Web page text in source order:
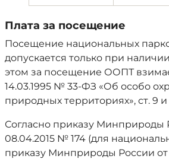
Плата за посещение
Посещение национальных
допускается только при
этом за посещение ООПТ
14.03.1995 № 33-ФЗ «Об особо
природных территориях», ст. 9 и
Согласно приказу Минприроды
08.04.2015 № 174 (для
приказу Минприроды России от